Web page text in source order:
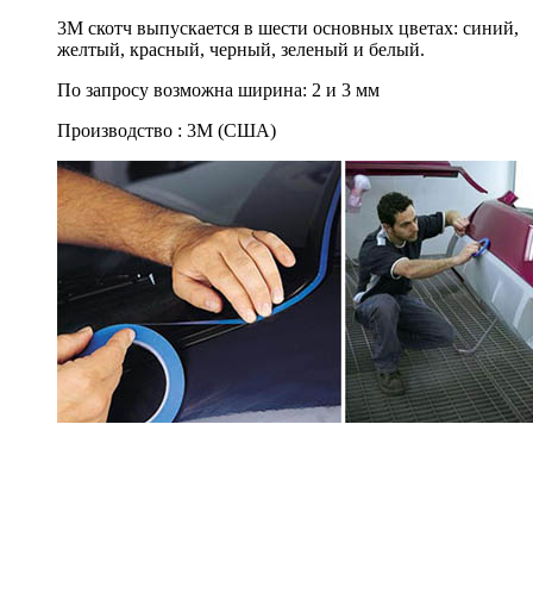
3M скотч выпускается в шести основных цветах: синий,
желтый, красный, черный, зеленый и белый.
По запросу возможна ширина: 2 и 3 мм
Производство : 3M (США)